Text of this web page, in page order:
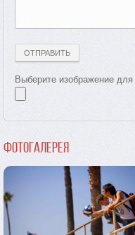
Выберите изображение
Фотогалерея